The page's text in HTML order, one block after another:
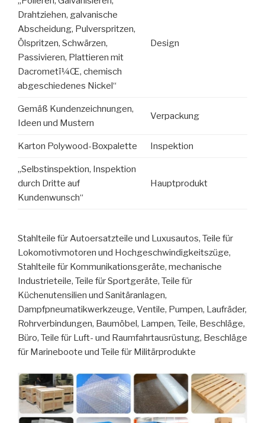
Drahtziehen, galvanische
Abscheidung, Pulverspritzen,
Ölspritzen, Schwärzen,
Passivieren, Plattieren mit
Dacrometï¼Œ, chemisch
abgeschiedenes Nickel“
Design
Gemäß Kundenzeichnungen,
Ideen und Mustern
Verpackung
Karton Polywood-Boxpalette Inspektion
„Selbstinspektion, Inspektion
durch Dritte auf
Kundenwunsch“
Hauptprodukt
Stahlteile für Autoersatzteile und Luxusautos, Teile für
Lokomotivmotoren und Hochgeschwindigkeitszüge,
Stahlteile für Kommunikationsgeräte, mechanische
Industrieteile, Teile für Sportgeräte, Teile für
Küchenutensilien und Sanitäranlagen,
Dampfpneumatikwerkzeuge, Ventile, Pumpen, Laufräder,
Rohrverbindungen, Baumöbel, Lampen, Teile, Beschläge,
Büro, Teile für Luft- und Raumfahrtausrüstung, Beschläge
für Marineboote und Teile für Militärprodukte